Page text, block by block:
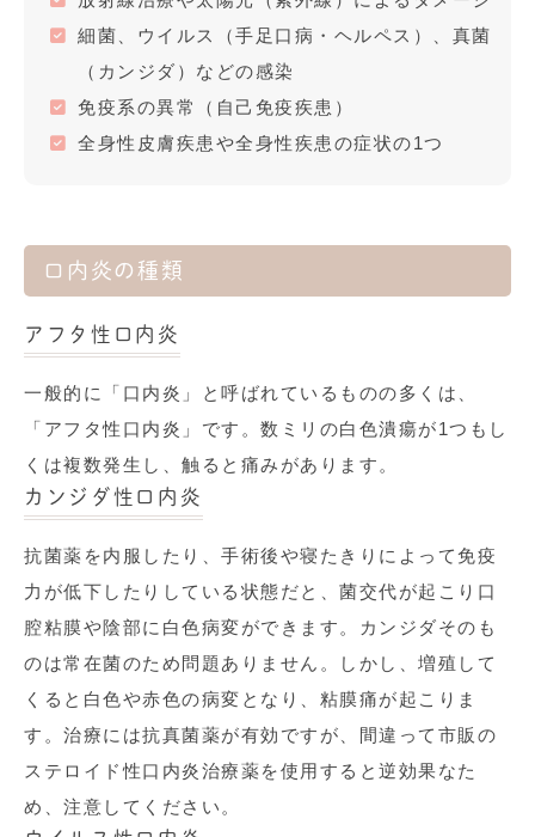
細菌、ウイルス（手足口病・ヘルペス）、真菌
（カンジダ）などの感染
免疫系の異常（自己免疫疾患）
全身性皮膚疾患や全身性疾患の症状の1つ
口内炎の種類
アフタ性口内炎
一般的に「口内炎」と呼ばれているものの多くは、
「アフタ性口内炎」です。数ミリの白色潰瘍が1つもし
くは複数発生し、触ると痛みがあります。
カンジダ性口内炎
抗菌薬を内服したり、手術後や寝たきりによって免疫
力が低下したりしている状態だと、菌交代が起こり口
腔粘膜や陰部に白色病変ができます。カンジダそのも
のは常在菌のため問題ありません。しかし、増殖して
くると白色や赤色の病変となり、粘膜痛が起こりま
す。治療には抗真菌薬が有効ですが、間違って市販の
ステロイド性口内炎治療薬を使用すると逆効果なた
め、注意してください。